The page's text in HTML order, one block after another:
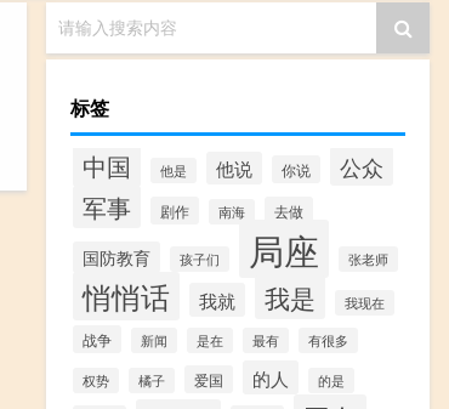
请输入搜索内容
标签
中国 他是 他说 你说 公众
军事 剧作 南海 去做
国防教育 孩子们 局座 张老师
悄悄话 我就 我是 我现在
战争 新闻 是在 最有 有很多
权势 橘子 爱国 的人 的是